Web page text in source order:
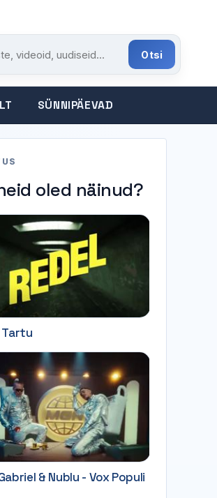
Otsi
SÜNNIPÄEVAD
oled näinud?
Tartu
& Nublu - Vox Populi